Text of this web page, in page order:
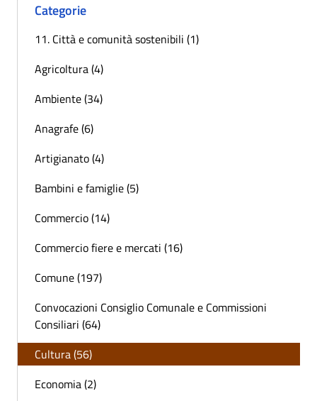
Categorie
11. Città e comunità sostenibili (1)
Agricoltura (4)
Ambiente (34)
Anagrafe (6)
Artigianato (4)
Bambini e famiglie (5)
Commercio (14)
Commercio fiere e mercati (16)
Comune (197)
Convocazioni Consiglio Comunale e Commissioni
Consiliari (64)
Cultura (56)
Economia (2)